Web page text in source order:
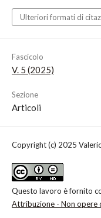
Ulteriori formati di
Fascicolo
V. 5 (2025)
Sezione
Articoli
Copyright (c) 2025
Questo lavoro è fornito
Attribuzione - Non opere